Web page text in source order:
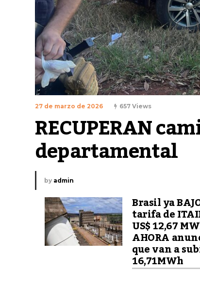
27 de marzo de 2026 657 Views
RECUPERAN
departamental
by admin
Brasil ya
tarifa de
US$ 12,67
AHORA
que van a
16,71MWh